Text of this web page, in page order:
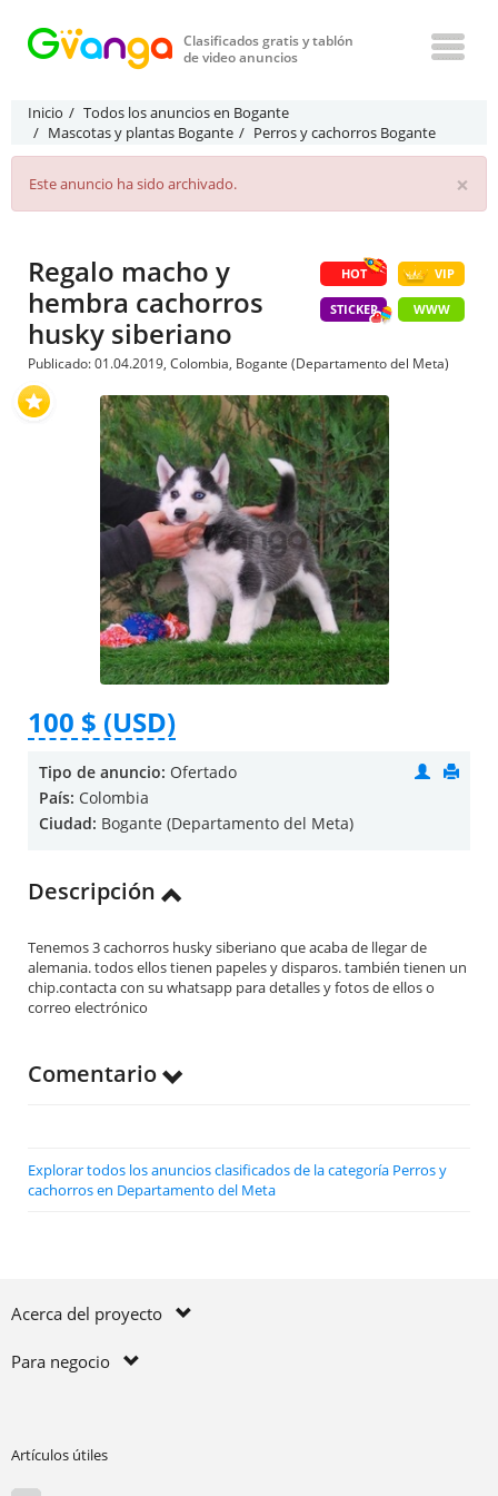
Clasificados gratis y tablón
de video anuncios
Inicio
Todos los anuncios en Bogante
Mascotas y plantas Bogante
Perros y cachorros Bogante
×
Este anuncio ha sido archivado.
HOT VIP
STICKER WWW
Regalo macho y
hembra cachorros
husky siberiano
Publicado: 01.04.2019, Colombia, Bogante (Departamento del Meta)
100 $ (USD)
Tipo de anuncio: Ofertado
País: Colombia
Ciudad: Bogante (Departamento del Meta)
Descripción
Tenemos 3 cachorros husky siberiano que acaba de llegar de
alemania. todos ellos tienen papeles y disparos. también tienen un
chip.contacta con su whatsapp para detalles y fotos de ellos o
correo electrónico
Comentario
Explorar todos los anuncios clasificados de la categoría Perros y
cachorros en Departamento del Meta
Acerca del proyecto
Para negocio
Artículos útiles